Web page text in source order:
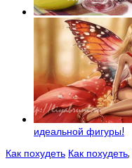
идеальной фигуры!
Как похудеть Как похудеть,